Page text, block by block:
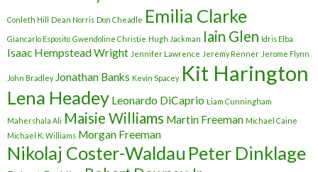
Conleth Hill Dean Norris Don Cheadle Emilia Clarke
Giancarlo Esposito Gwendoline Christie Hugh Jackman Iain Glen Idris Elba
Isaac Hempstead Wright Jennifer Lawrence Jeremy Renner Jerome Flynn
John Bradley Jonathan Banks Kevin Spacey Kit Harington
Lena Headey Leonardo DiCaprio Liam Cunningham
Mahershala Ali Maisie Williams Martin Freeman Michael Caine
Michael K. Williams Morgan Freeman
Nikolaj Coster-Waldau Peter Dinklage